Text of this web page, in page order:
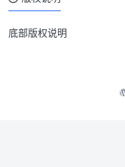
底部版权说明